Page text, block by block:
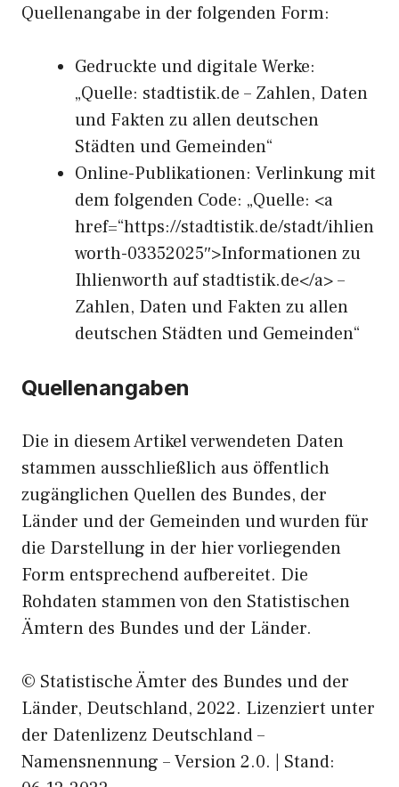
Quellenangabe in der folgenden Form:
Gedruckte und digitale Werke:
„Quelle: stadtistik.de – Zahlen, Daten
und Fakten zu allen deutschen
Städten und Gemeinden“
Online-Publikationen: Verlinkung mit
dem folgenden Code: „Quelle: <a
href=“https://stadtistik.de/stadt/ihlien
worth-03352025″>Informationen zu
Ihlienworth auf stadtistik.de</a> –
Zahlen, Daten und Fakten zu allen
deutschen Städten und Gemeinden“
Quellenangaben
Die in diesem Artikel verwendeten Daten
stammen ausschließlich aus öffentlich
zugänglichen Quellen des Bundes, der
Länder und der Gemeinden und wurden für
die Darstellung in der hier vorliegenden
Form entsprechend aufbereitet. Die
Rohdaten stammen von den Statistischen
Ämtern des Bundes und der Länder.
© Statistische Ämter des Bundes und der
Länder, Deutschland, 2022. Lizenziert unter
der Datenlizenz Deutschland –
Namensnennung – Version 2.0. | Stand: